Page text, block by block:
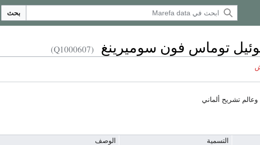
بحث
توماس فون سوميرينغ (Q1000607)
تشريح ألماني
التسمية الوصف